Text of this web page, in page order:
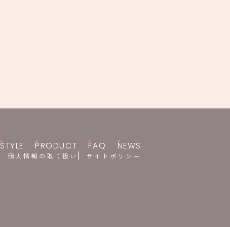
STYLE PRODUCT FAQ NEWS
個人情報の取り扱い サイトポリシー